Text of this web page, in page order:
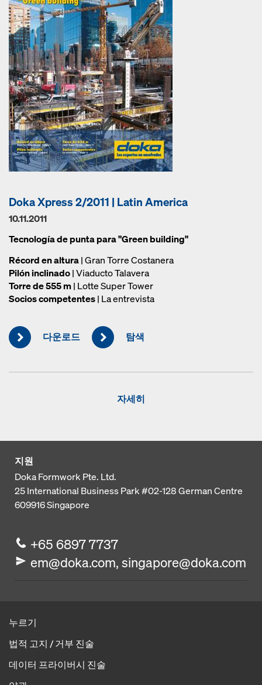
Doka Xpress 2/2011 | Latin America
10.11.2011
Tecnología de punta para "Green building"
Récord en altura| Gran Torre Costanera
Pilón inclinado| Viaducto Talavera
Torre de 555 m| Lotte Super Tower
Socios competentes| La entrevista
다운로드 탐색
자세히
지원
Doka Formwork Pte. Ltd.
25 International Business Park#02-128 German Centre
609916Singapore
+65 6897 7737
em@doka.com, singapore@doka.com
누르기
법적 고지 / 거부 진술
데이터 프라이버시 진술